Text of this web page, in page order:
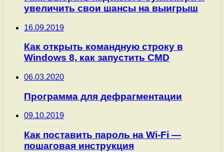
увеличить свои шансы на выигрыш
16.09.2019
Как открыть командную строку в
Windows 8, как запустить CMD
06.03.2020
Программа для дефрагментации
09.10.2019
Как поставить пароль на Wi-Fi —
пошаговая инструкция